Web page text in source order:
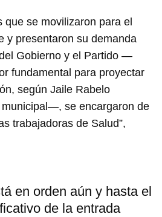
que se movilizaron para el
y presentaron su demanda
Gobierno y el Partido —
fundamental para proyectar
según Jaile Rabelo
se encargaron de
trabajadoras de Salud”,
en orden aún y hasta el
de la entrada